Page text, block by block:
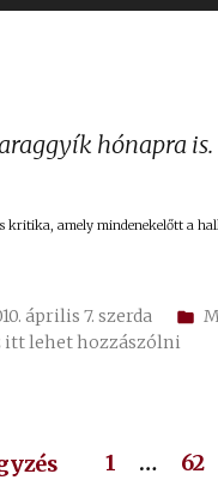
hónapra is.
kritika, amely mindenekelőtt a
április 7. szerda
itt lehet hozzászólni
1 … 62